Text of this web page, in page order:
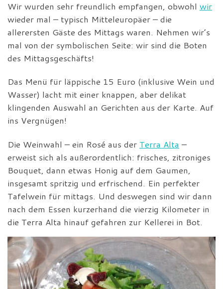
Wir wurden sehr freundlich empfangen, obwohl wir
wieder mal – typisch Mitteleuropäer – die
allerersten Gäste des Mittags waren. Nehmen wir’s
mal von der symbolischen Seite: wir sind die Boten
des Mittagsgeschäfts!
Das Menü für läppische 15 Euro (inklusive Wein und
Wasser) lacht mit einer knappen, aber delikat
klingenden Auswahl an Gerichten aus der Karte. Auf
ins Vergnügen!
Die Weinwahl – ein Rosé aus der Terra Alta –
erweist sich als außerordentlich: frisches, zitroniges
Bouquet, dann etwas Honig auf dem Gaumen,
insgesamt spritzig und erfrischend. Ein perfekter
Tafelwein für mittags. Und deswegen sind wir dann
nach dem Essen kurzerhand die vierzig Kilometer in
die Terra Alta hinauf gefahren zur Kellerei in Bot.